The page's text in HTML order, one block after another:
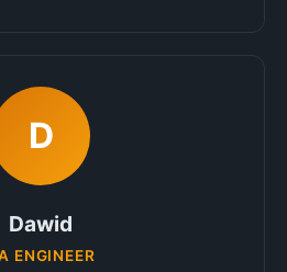
D
Dawid
ENGINEER